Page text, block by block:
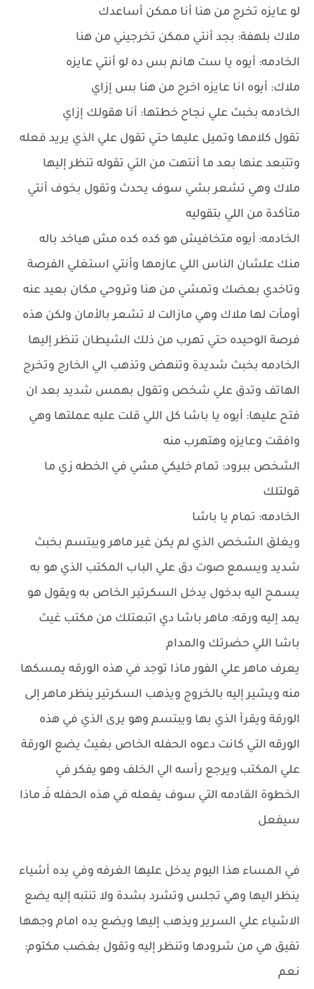
لو عايزه تخرج من هنا أنا ممكن أساعدك
ملاك بلهفة: بجد أنتي ممكن تخرجيني من هنا
الخادمه: أيوه يا ست هانم بس ده لو أنتي عايزه
ملاك: أيوه انا عايزه اخرج من هنا بس إزاي
الخادمه بخبث علي نجاح خطتها: أنا هقولك إزاي
تقول كلامها وتميل عليها حتي تقول علي الذي يريد فعله
وتتبعد عنها بعد ما أنتهت من التي تقوله تنظر إليها
ملاك وهي تشعر بشي سوف يحدث وتقول بخوف أنتي
متأكدة من اللي بتقوليه
الخادمه: أيوه متخافيش هو كده كده مش هياخد باله
منك علشان الناس اللي عازمها وأنتي استغلي الفرصة
وتاخدي بعضك وتمشي من هنا وتروحي مكان بعيد عنه
أومأت لها ملاك وهي مازالت لا تشعر بالأمان ولكن هذه
فرصة الوحيده حتي تهرب من ذلك الشيطان تنظر إليها
الخادمه بخبث شديدة وتنهض وتذهب الي الخارج وتخرج
الهاتف وتدق علي شخص وتقول بهمس شديد بعد ان
فتح عليها: أيوه يا باشا كل اللي قلت عليه عملتها وهي
وافقت وعايزه وهتهرب منه
الشخص ببرود: تمام خليكي مشي في الخطه زي ما
قولتلك
الخادمه: تمام يا باشا
ويغلق الشخص الذي لم يكن غير ماهر ويبتسم بخبث
شديد ويسمع صوت دق علي الباب المكتب الذي هو به
يسمح اليه بدخول يدخل السكرتير الخاص به ويقول هو
يمد إليه ورقه: ماهر باشا دي اتبعتلك من مكتب غيث
باشا اللي حضرتك والمدام
يعرف ماهر علي الفور ماذا توجد في هذه الورقه يمسكها
منه ويشير إليه بالخروج ويذهب السكرتير ينظر ماهر إلى
الورقة ويقرأ الذي بها ويبتسم وهو يرى الذي في هذه
الورقه التي كانت دعوه الحفله الخاص بغيث يضع الورقة
علي المكتب ويرجع رأسه الي الخلف وهو يفكر في
الخطوة القادمه التي سوف يفعله في هذه الحفله فَـ ماذا
سيفعل
في المساء هذا اليوم يدخل عليها الغرفه وفي يده أشياء
ينظر اليها وهي تجلس وتشرد بشدة ولا تنتبه إليه يضع
الاشياء علي السرير ويذهب إليها ويضع يده امام وجهها
تفيق هي من شرودها وتنظر إليه وتقول بغضب مكتوم:
نعم